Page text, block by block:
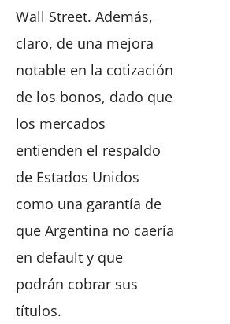
Wall Street. Además,
claro, de una mejora
notable en la cotización
de los bonos, dado que
los mercados
entienden el respaldo
de Estados Unidos
como una garantía de
que Argentina no caería
en default y que
podrán cobrar sus
títulos.